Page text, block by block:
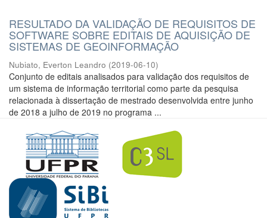
RESULTADO DA VALIDAÇÃO DE REQUISITOS DE
SOFTWARE SOBRE EDITAIS DE AQUISIÇÃO DE
SISTEMAS DE GEOINFORMAÇÃO
Nubiato, Everton Leandro (2019-06-10)
Conjunto de editais analisados para validação dos requisitos de
um sistema de informação territorial como parte da pesquisa
relacionada à dissertação de mestrado desenvolvida entre junho
de 2018 a julho de 2019 no programa ...